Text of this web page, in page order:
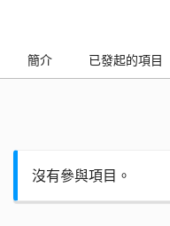
簡介 已發起的項目
沒有參與項目。